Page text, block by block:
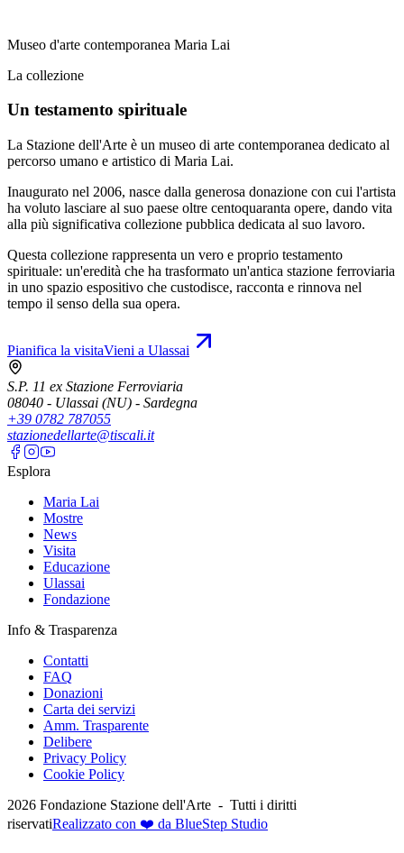
Museo d'arte contemporanea Maria Lai
La collezione
Un testamento spirituale
La Stazione dell'Arte è un museo di arte contemporanea dedicato al
percorso umano e artistico di Maria Lai.
Inaugurato nel 2006, nasce dalla generosa donazione con cui l'artista
ha voluto lasciare al suo paese oltre centoquaranta opere, dando vita
alla più significativa collezione pubblica dedicata al suo lavoro.
Questa collezione rappresenta un vero e proprio testamento
spirituale: un'eredità che ha trasformato un'antica stazione ferroviaria
in uno spazio espositivo che custodisce, racconta e rinnova nel
tempo il senso della sua opera.
Pianifica la visitaVieni a Ulassai
S.P. 11 ex Stazione Ferroviaria
08040 - Ulassai (NU) - Sardegna
+39 0782 787055
stazionedellarte@tiscali.it
Esplora
Maria Lai
Mostre
News
Visita
Educazione
Ulassai
Fondazione
Info & Trasparenza
Contatti
FAQ
Donazioni
Carta dei servizi
Amm. Trasparente
Delibere
Privacy Policy
Cookie Policy
2026 Fondazione Stazione dell'Arte - Tutti i diritti
riservatiRealizzato con ❤️ da BlueStep Studio